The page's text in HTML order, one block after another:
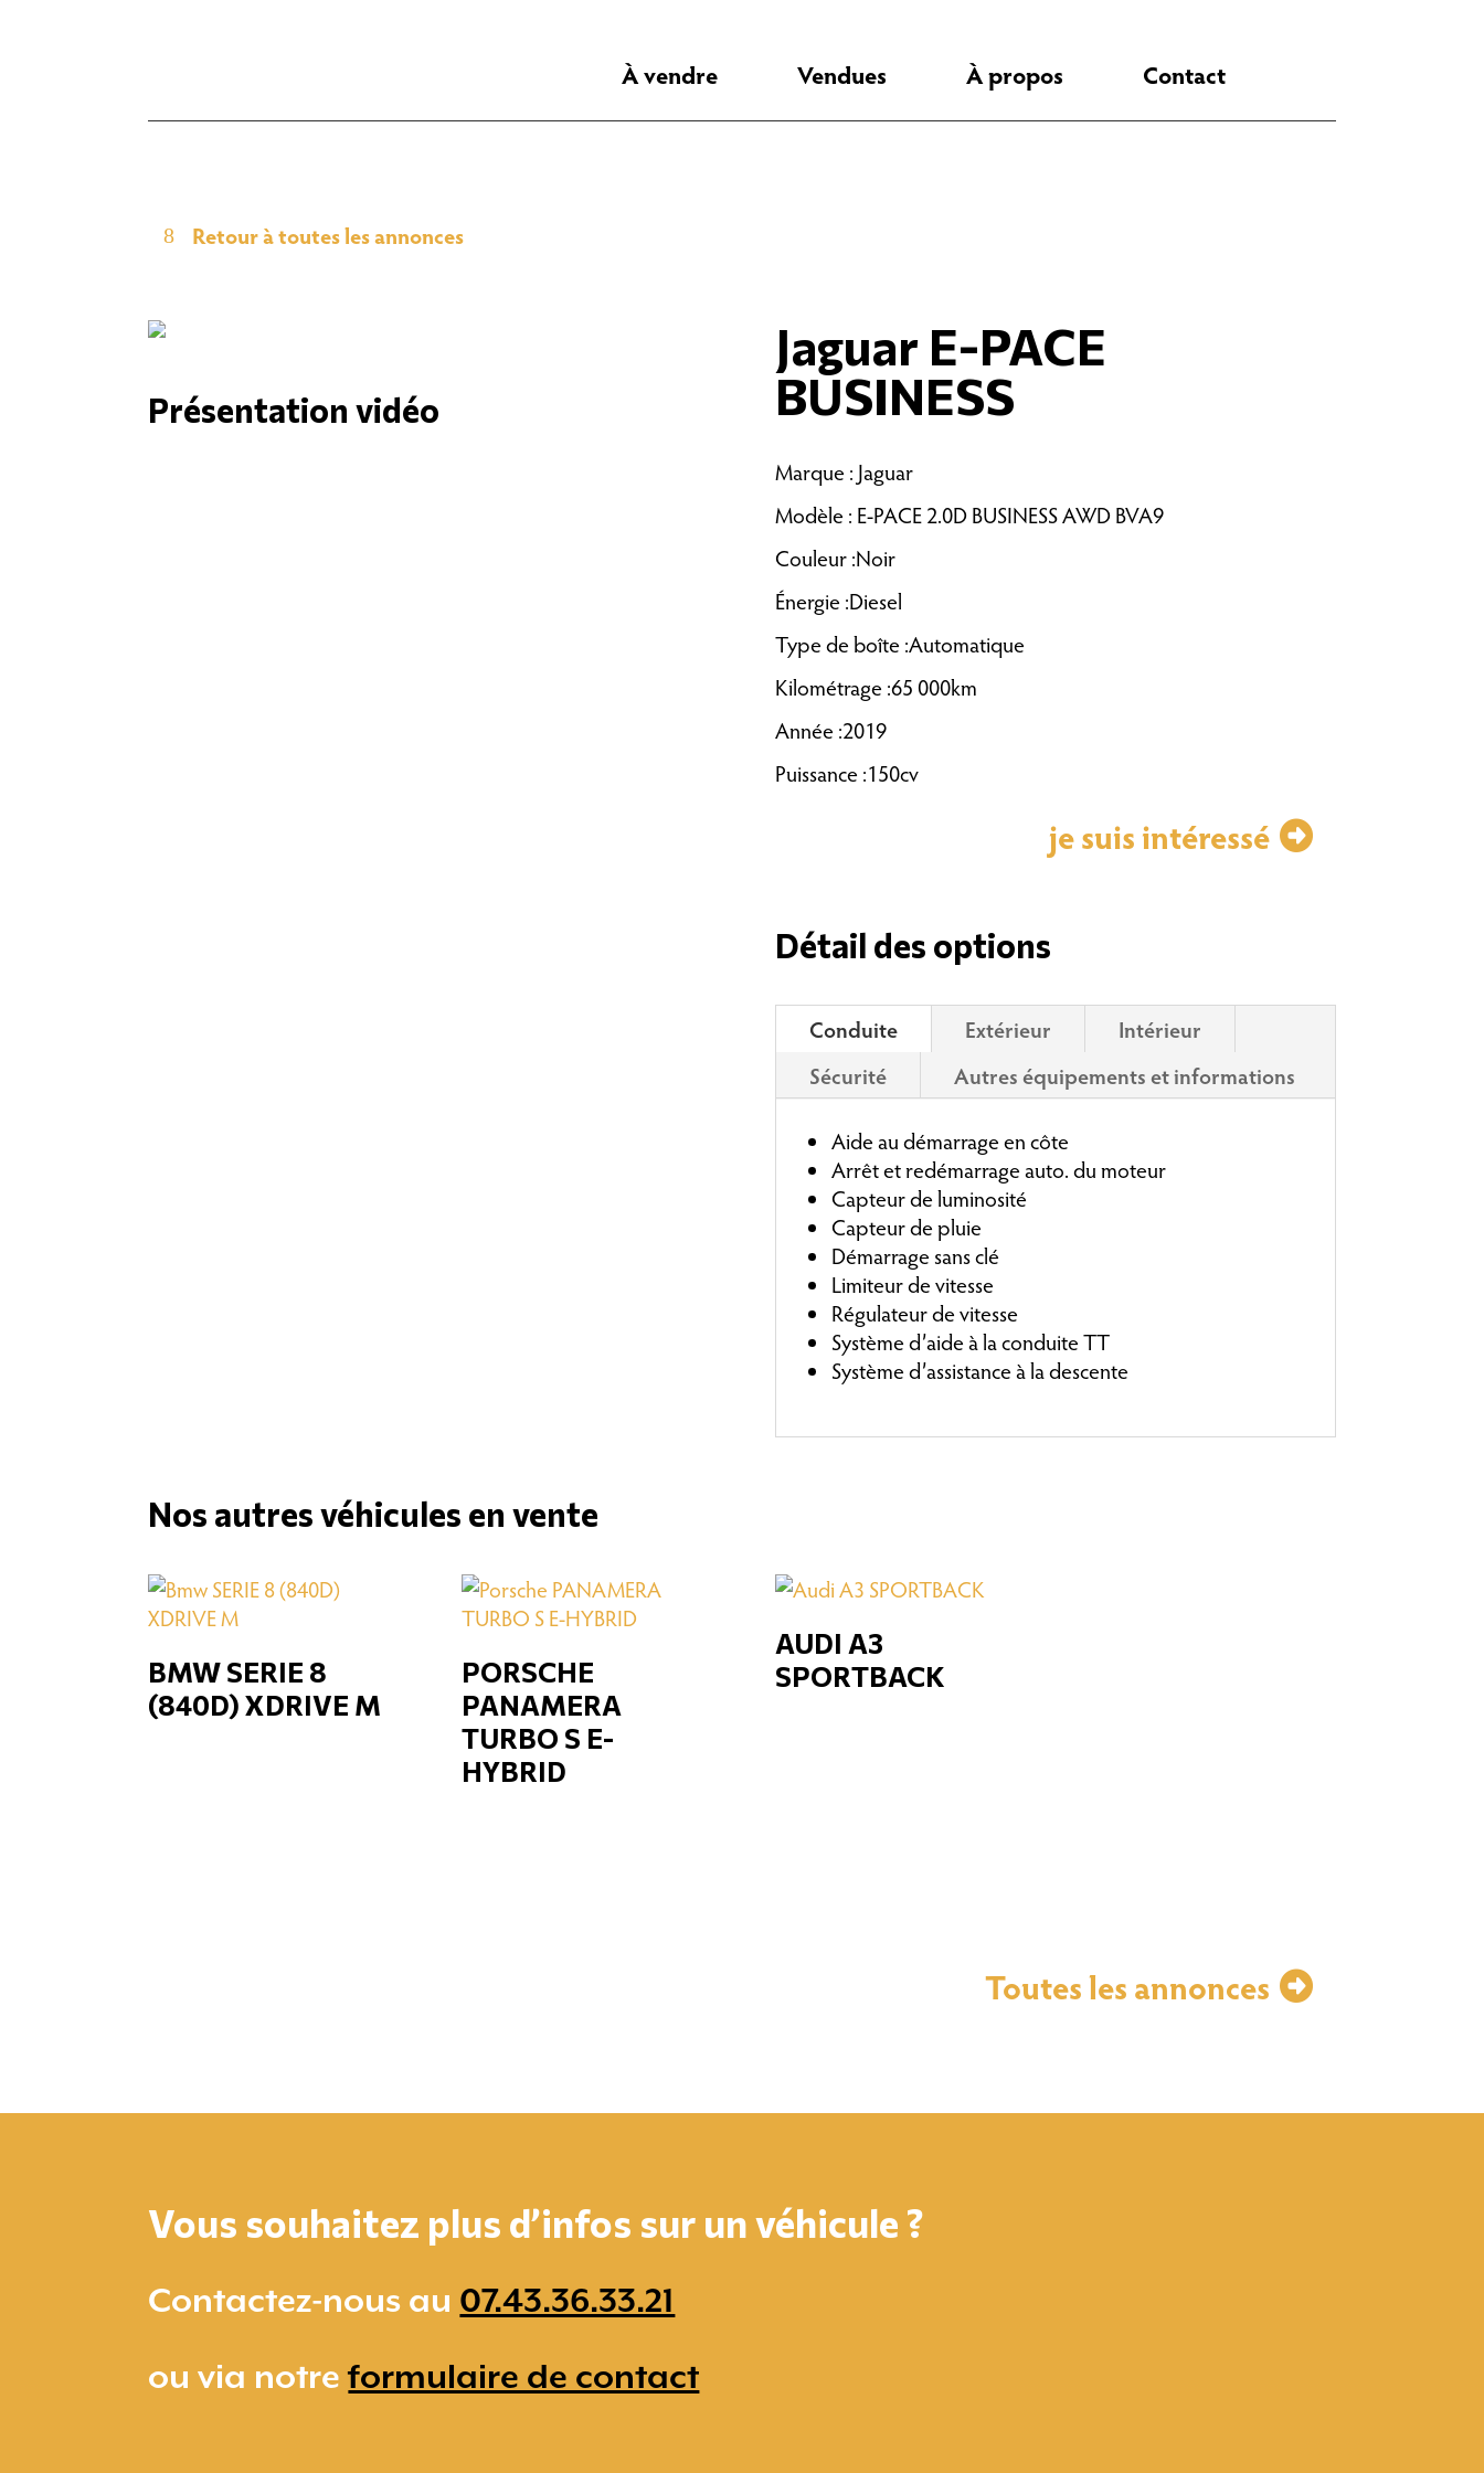
À vendre Vendues À propos Contact
Retour à toutes les annonces
Présentation vidéo
Jaguar E-PACE
BUSINESS
Marque : Jaguar
Modèle : E-PACE 2.0D BUSINESS AWD BVA9
Couleur :Noir
Énergie :Diesel
Type de boîte :Automatique
Kilométrage :65 000km
Année :2019
Puissance :150cv
je suis intéressé
Détail des options
Conduite Extérieur
Intérieur
Sécurité
Autres équipements et informations
Aide au démarrage en côte
Arrêt et redémarrage auto. du moteur
Capteur de luminosité
Capteur de pluie
Démarrage sans clé
Limiteur de vitesse
Régulateur de vitesse
Système d’aide à la conduite TT
Système d’assistance à la descente
Nos autres véhicules en vente
BMW SERIE 8
(840D) XDRIVE M
PORSCHE
PANAMERA
TURBO S E-
HYBRID
AUDI A3
SPORTBACK
Toutes les annonces
Vous souhaitez plus d’infos sur un véhicule ?
Contactez-nous au 07.43.36.33.21
ou via notreformulaire de contact